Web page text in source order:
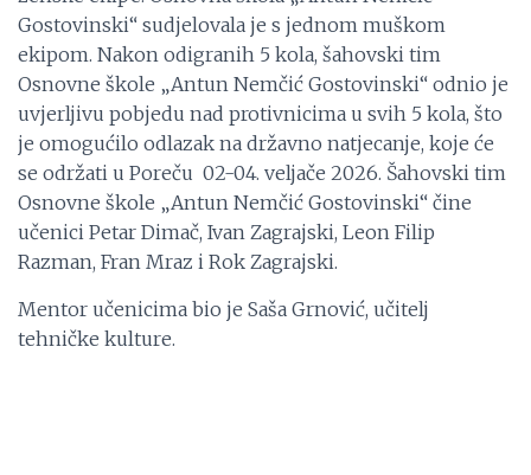
Gostovinski“ sudjelovala je s jednom muškom
ekipom. Nakon odigranih 5 kola, šahovski tim
Osnovne škole „Antun Nemčić Gostovinski“ odnio je
uvjerljivu pobjedu nad protivnicima u svih 5 kola, što
je omogućilo odlazak na državno natjecanje, koje će
se održati u Poreču 02-04. veljače 2026. Šahovski tim
Osnovne škole „Antun Nemčić Gostovinski“ čine
učenici Petar Dimač, Ivan Zagrajski, Leon Filip
Razman, Fran Mraz i Rok Zagrajski.
Mentor učenicima bio je Saša Grnović, učitelj
tehničke kulture.